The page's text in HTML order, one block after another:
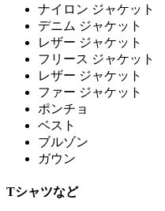
ナイロン ジャケット
デニム ジャケット
レザー ジャケット
フリース ジャケット
レザー ジャケット
ファー ジャケット
ポンチョ
ベスト
ブルゾン
ガウン
Tシャツなど